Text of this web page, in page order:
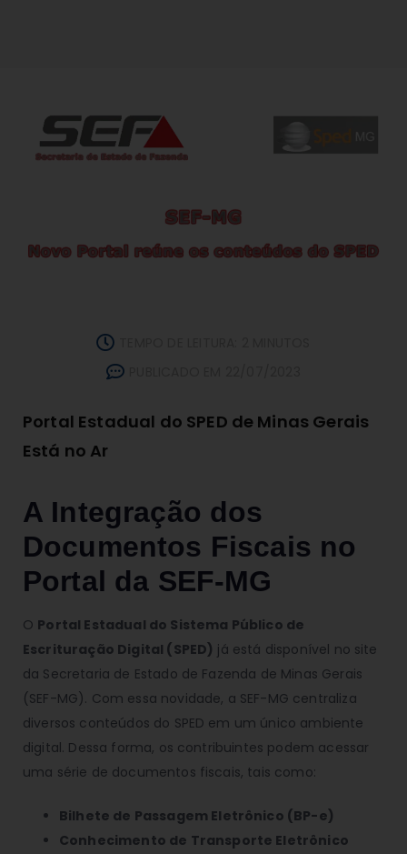
Portal Estadual do SPED de Minas Gerais
Está no Ar
A Integração dos
Documentos Fiscais no
Portal da SEF-MG
O Portal Estadual do Sistema Público de
Escrituração Digital (SPED) já está disponível no site
da Secretaria de Estado de Fazenda de Minas Gerais
(SEF-MG). Com essa novidade, a SEF-MG centraliza
diversos conteúdos do SPED em um único ambiente
digital. Dessa forma, os contribuintes podem acessar
uma série de documentos fiscais, tais como:
Bilhete de Passagem Eletrônico (BP-e)
Conhecimento de Transporte Eletrônico